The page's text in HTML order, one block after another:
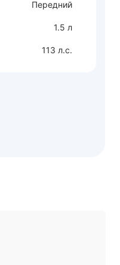
Передний
1.5 л
113 л.с.